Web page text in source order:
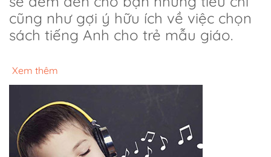
cũng như gợi ý hữu ích về việc chọn
sách tiếng Anh cho trẻ mẫu giáo.
Xem thêm